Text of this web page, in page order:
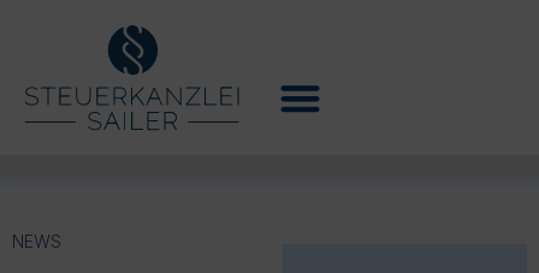
NEWS